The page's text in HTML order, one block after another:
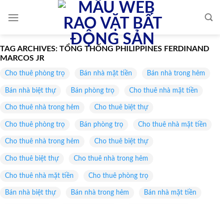
TAG ARCHIVES: TỔNG THỐNG PHILIPPINES FERDINAND
MARCOS JR
Cho thuê phòng trọ Bán nhà mặt tiền Bán nhà trong hẻm
Bán nhà biệt thự Bán phòng trọ Cho thuê nhà mặt tiền
Cho thuê nhà trong hẻm Cho thuê biệt thự
Cho thuê phòng trọ Bán phòng trọ Cho thuê nhà mặt tiền
Cho thuê nhà trong hẻm Cho thuê biệt thự
Cho thuê biệt thự Cho thuê nhà trong hẻm
Cho thuê nhà mặt tiền Cho thuê phòng trọ
Bán nhà biệt thự Bán nhà trong hẻm Bán nhà mặt tiền